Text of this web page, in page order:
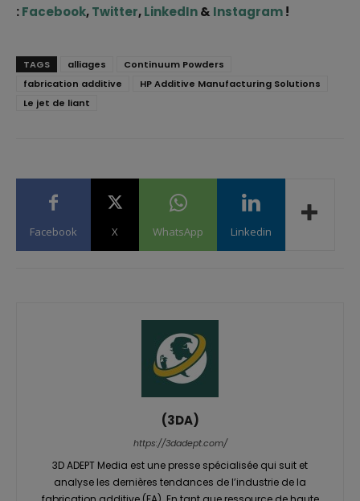
:Facebook,Twitter,LinkedIn& Instagram!
TAGS alliages
Continuum Powders
fabrication additive
HP Additive Manufacturing Solutions
Le jet de liant
Facebook X WhatsApp Linkedin
(3DA)
https://3dadept.com/
3D ADEPT Media est une presse spécialisée qui suit et
analyse les dernières tendances de l’industrie de la